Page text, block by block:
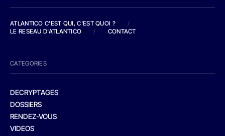
ATLANTICO C'EST QUI, C'EST QUOI ?
/
LE RESEAU D'ATLANTICO
/ CONTACT
CATEGORIES
DECRYPTAGES
DOSSIERS
RENDEZ-VOUS
VIDEOS